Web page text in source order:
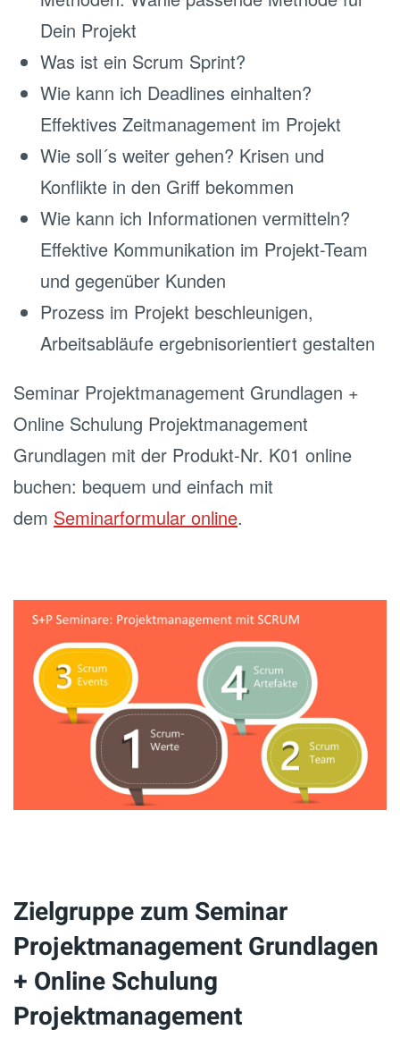
Dein Projekt
Was ist ein Scrum Sprint?
Wie kann ich Deadlines einhalten?
Effektives Zeitmanagement im Projekt
Wie soll´s weiter gehen? Krisen und
Konflikte in den Griff bekommen
Wie kann ich Informationen vermitteln?
Effektive Kommunikation im Projekt-Team
und gegenüber Kunden
Prozess im Projekt beschleunigen,
Arbeitsabläufe ergebnisorientiert gestalten
Seminar Projektmanagement Grundlagen +
Online Schulung Projektmanagement
Grundlagen mit der Produkt-Nr. K01 online
buchen: bequem und einfach mit
dem Seminarformular online.
Zielgruppe zum Seminar
Projektmanagement Grundlagen
+ Online Schulung
Projektmanagement